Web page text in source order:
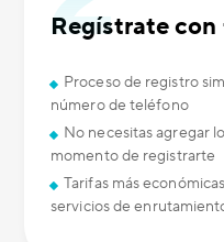
Regístrate
Proceso de registro
número de teléfono
No necesitas agregar
momento de registrarte
Tarifas más
servicios de